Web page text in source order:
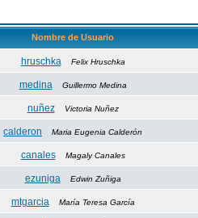
Nombre de Usuario
hruschka Felix Hruschka
medina Guillermo Medina
nuñez Victoria Nuñez
calderon Maria Eugenia Calderón
canales Magaly Canales
ezuniga Edwin Zuñiga
mtgarcia María Teresa García